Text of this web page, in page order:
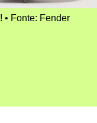
Fonte: Fender